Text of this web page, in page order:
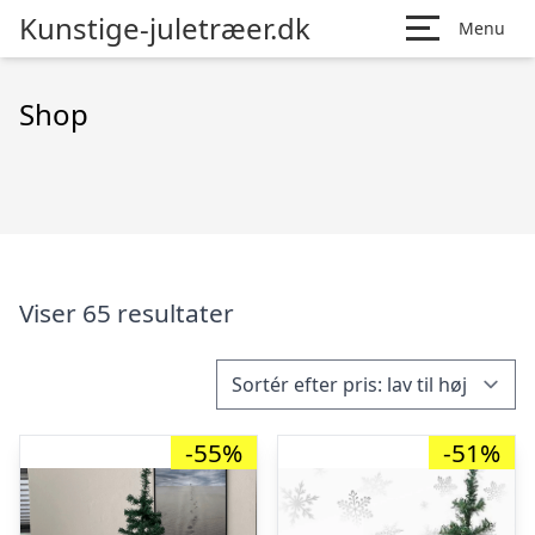
Kunstige-juletræer.dk Menu
Shop
Viser 65 resultater
-55% -51%